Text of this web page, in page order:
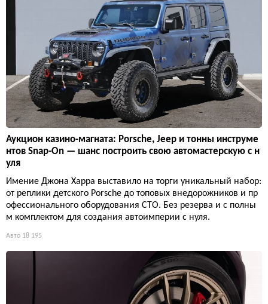
Аукцион казино-магната: Porsche, Jeep и тонны инструме
нтов Snap-On — шанс построить свою автомастерскую с н
уля
Имение Джона Харра выставило на торги уникальный набор:
от реплики детского Porsche до топовых внедорожников и пр
офессионального оборудования СТО. Без резерва и с полны
м комплектом для создания автоимперии с нуля.
Авто 18 195